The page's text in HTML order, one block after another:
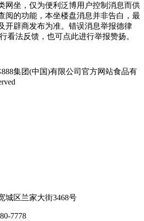
网坐，仅为便利泛博用户控制消息而供
阅的功能，本坐楼盘消息并非告白，最
开辟商发布为准。错误消息举报德律
看法反馈，也可点此进行举报赞扬。
集团(中国)有限公司官方网站食品有
城区兰家大街3468号
7778